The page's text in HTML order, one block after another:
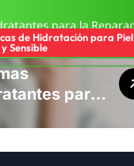
de Hidratación para Piel
Sensible
para
de